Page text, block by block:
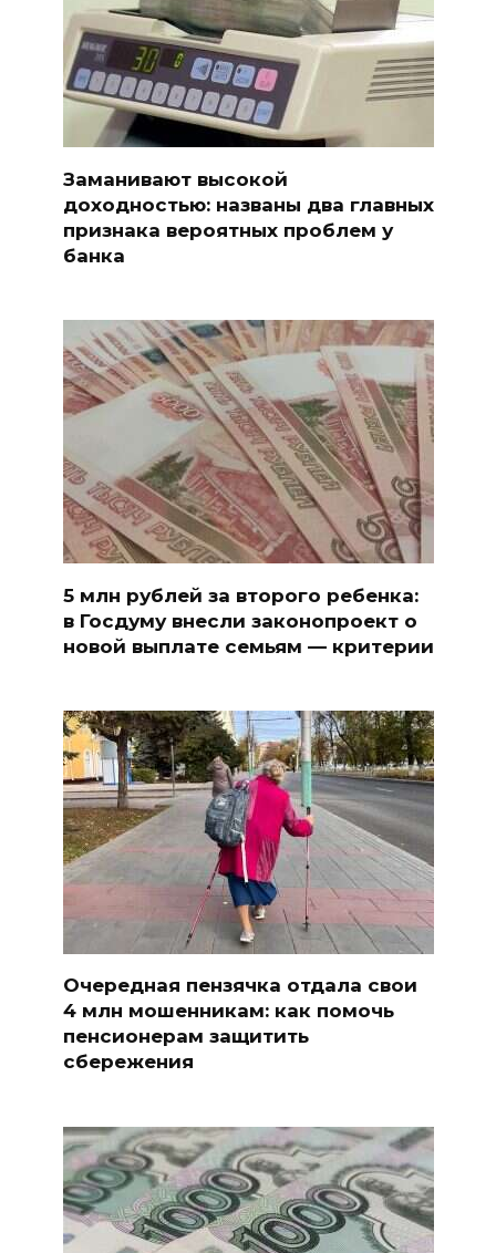
Заманивают высокой
доходностью: названы два главных
признака вероятных проблем у
банка
5 млн рублей за второго ребенка:
в Госдуму внесли законопроект о
новой выплате семьям — критерии
Очередная пензячка отдала свои
4 млн мошенникам: как помочь
пенсионерам защитить
сбережения